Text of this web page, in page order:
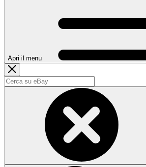
Apri il menu